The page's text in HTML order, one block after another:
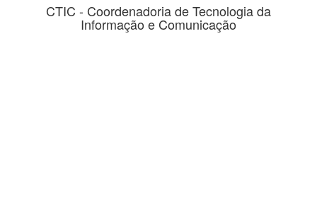
CTIC - Coordenadoria de Tecnologia da
Informação e Comunicação